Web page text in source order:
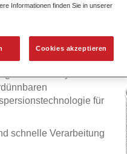
280 WB
für
schnelle Verarbeitung
Informationen finden Sie in unserer
Cookies akzeptieren